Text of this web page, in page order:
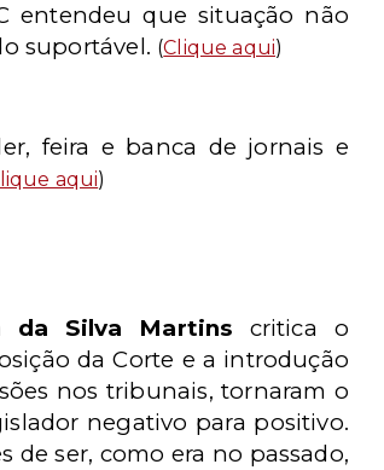
entendeu que situação não
suportável. (Clique aqui)
feira e banca de jornais e
aqui)
da Silva Martins critica o
da Corte e a introdução
nos tribunais, tornaram o
negativo para positivo.
de ser, como era no passado,